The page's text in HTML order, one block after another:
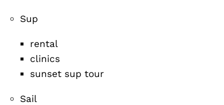
Sup
rental
clinics
sunset sup tour
Sail